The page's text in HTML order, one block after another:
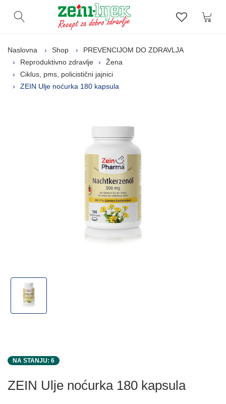
Otvori pretragu Lista
Naslovna Shop
PREVENCIJOM DO ZDRAVLJA
Reproduktivno zdravlje
Žena
Ciklus, pms, policistični jajnici
ZEIN Ulje noćurka 180 kapsula
NA STANJU: 6
ZEIN Ulje noćurka 180 kapsula